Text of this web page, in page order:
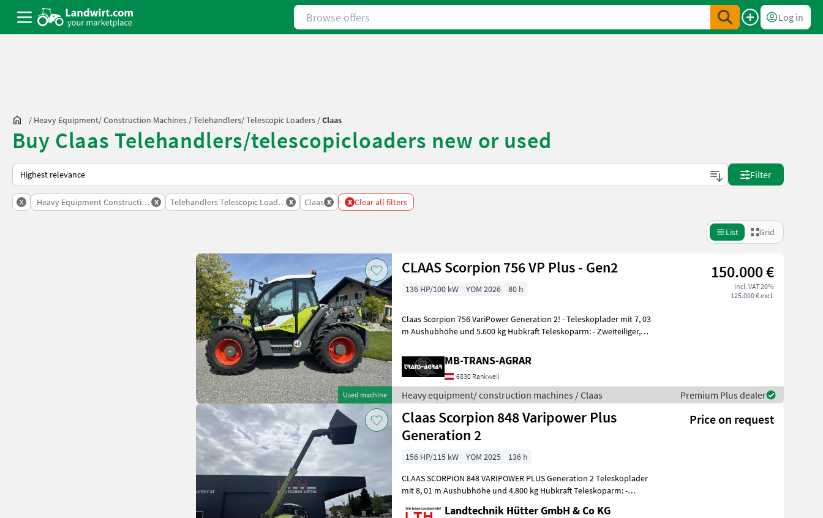
Browse offers
Log in
/ Heavy Equipment/ Construction Machines /Telehandlers/ Telescopic Loaders /Claas
Buy Claas Telehandlers/telescopicloaders new or used
This is how sorting works on Landwirt.com
Filter
x Heavy Equipment Construction Machines
x Telehandlers Telescopic Loadersx Claas x x Clear all filters
List Grid
Used machine
CLAAS Scorpion 756 VP Plus - Gen2 150.000 €
incl. VAT 20%
125.000 € excl.
136 HP/100 kW YOM 2026 80 h
Claas Scorpion 756 VariPower Generation 2! - Teleskoplader mit 7, 03
m Aushubhöhe und 5.600 kg Hubkraft Teleskoparm: - Zweiteiliger,
MB-TRANS-AGRAR
6830 Rankweil
Heavy equipment/ construction machines / Claas Premium Plus dealer
Claas Scorpion 848 Varipower Plus
Generation 2
Price on request
156 HP/115 kW YOM 2025
136 h
CLAAS SCORPION 848 VARIPOWER PLUS Generation 2 Teleskoplader
mit 8, 01 m Aushubhöhe und 4.800 kg Hubkraft Teleskoparm: -
Landtechnik Hütter GmbH & Co KG